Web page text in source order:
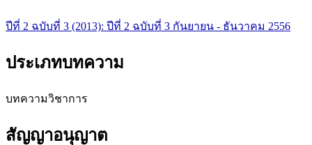
ปีที่ 2 ฉบับที่ 3 (2013): ปีที่ 2 ฉบับที่ 3 กันยายน - ธันวาคม 2556
ประเภทบทความ
บทความวิชาการ
สัญญาอนุญาต